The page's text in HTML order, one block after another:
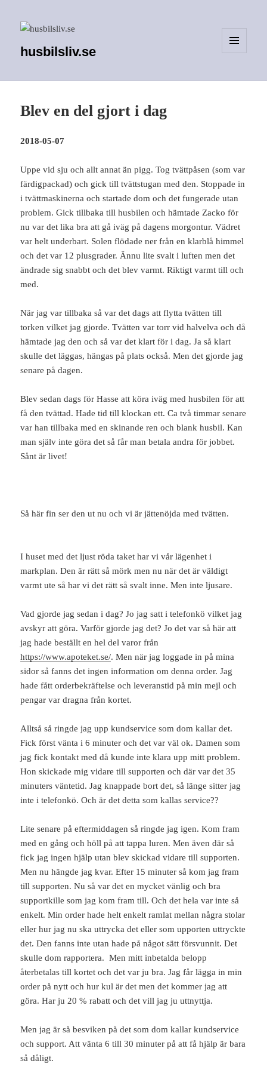
husbilsliv.se
Blev en del gjort i dag
2018-05-07
Uppe vid sju och allt annat än pigg. Tog tvättpåsen (som var
färdigpackad) och gick till tvättstugan med den. Stoppade in
i tvättmaskinerna och startade dom och det fungerade utan
problem. Gick tillbaka till husbilen och hämtade Zacko för
nu var det lika bra att gå iväg på dagens morgontur. Vädret
var helt underbart. Solen flödade ner från en klarblå himmel
och det var 12 plusgrader. Ännu lite svalt i luften men det
ändrade sig snabbt och det blev varmt. Riktigt varmt till och
med.
När jag var tillbaka så var det dags att flytta tvätten till
torken vilket jag gjorde. Tvätten var torr vid halvelva och då
hämtade jag den och så var det klart för i dag. Ja så klart
skulle det läggas, hängas på plats också. Men det gjorde jag
senare på dagen.
Blev sedan dags för Hasse att köra iväg med husbilen för att
få den tvättad. Hade tid till klockan ett. Ca två timmar senare
var han tillbaka med en skinande ren och blank husbil. Kan
man själv inte göra det så får man betala andra för jobbet.
Sånt är livet!
Så här fin ser den ut nu och vi är jättenöjda med tvätten.
I huset med det ljust röda taket har vi vår lägenhet i
markplan. Den är rätt så mörk men nu när det är väldigt
varmt ute så har vi det rätt så svalt inne. Men inte ljusare.
Vad gjorde jag sedan i dag? Jo jag satt i telefonkö vilket jag
avskyr att göra. Varför gjorde jag det? Jo det var så här att
jag hade beställt en hel del varor från
https://www.apoteket.se/. Men när jag loggade in på mina
sidor så fanns det ingen information om denna order. Jag
hade fått orderbekräftelse och leveranstid på min mejl och
pengar var dragna från kortet.
Alltså så ringde jag upp kundservice som dom kallar det.
Fick först vänta i 6 minuter och det var väl ok. Damen som
jag fick kontakt med då kunde inte klara upp mitt problem.
Hon skickade mig vidare till supporten och där var det 35
minuters väntetid. Jag knappade bort det, så länge sitter jag
inte i telefonkö. Och är det detta som kallas service??
Lite senare på eftermiddagen så ringde jag igen. Kom fram
med en gång och höll på att tappa luren. Men även där så
fick jag ingen hjälp utan blev skickad vidare till supporten.
Men nu hängde jag kvar. Efter 15 minuter så kom jag fram
till supporten. Nu så var det en mycket vänlig och bra
supportkille som jag kom fram till. Och det hela var inte så
enkelt. Min order hade helt enkelt ramlat mellan några stolar
eller hur jag nu ska uttrycka det eller som upporten uttryckte
det. Den fanns inte utan hade på något sätt försvunnit. Det
skulle dom rapportera. Men mitt inbetalda belopp
återbetalas till kortet och det var ju bra. Jag får lägga in min
order på nytt och hur kul är det men det kommer jag att
göra. Har ju 20 % rabatt och det vill jag ju uttnyttja.
Men jag är så besviken på det som dom kallar kundservice
och support. Att vänta 6 till 30 minuter på att få hjälp är bara
så dåligt.